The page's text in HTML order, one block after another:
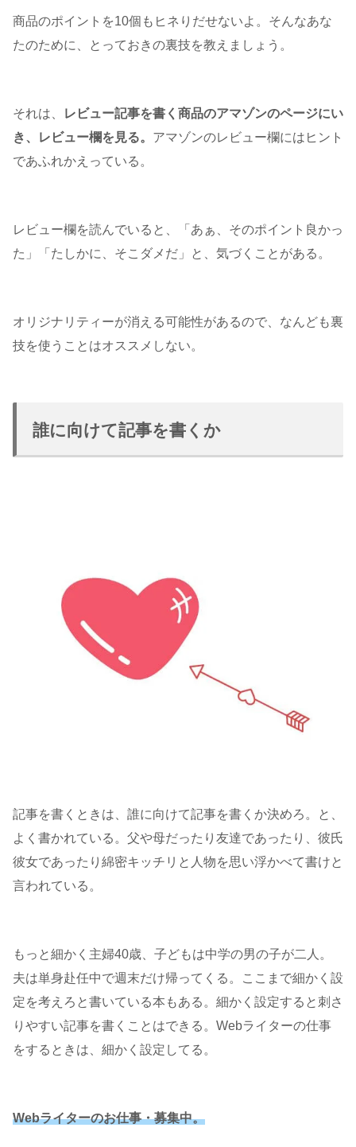
商品のポイントを10個もヒネりだせないよ。そんなあな
たのために、とっておきの裏技を教えましょう。
それは、
レビュー記事を書く商品のアマゾンのページにい
き、レビュー欄を見る。 アマゾンのレビュー欄にはヒント
であふれかえっている。
レビュー欄を読んでいると、「あぁ、そのポイント良かっ
た」「たしかに、そこダメだ」と、気づくことがある。
オリジナリティーが消える可能性があるので、なんども裏
技を使うことはオススメしない。
誰に向けて記事を書くか
記事を書くときは、誰に向けて記事を書くか決めろ。と、
よく書かれている。父や母だったり友達であったり、彼氏
彼女であったり綿密キッチリと人物を思い浮かべて書けと
言われている。
もっと細かく主婦40歳、子どもは中学の男の子が二人。
夫は単身赴任中で週末だけ帰ってくる。ここまで細かく設
定を考えろと書いている本もある。細かく設定すると刺さ
りやすい記事を書くことはできる。Webライターの仕事
をするときは、細かく設定してる。
Webライターのお仕事・募集中。